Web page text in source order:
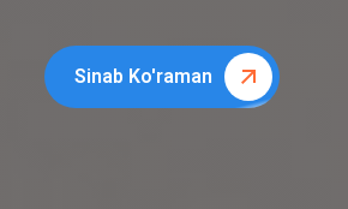
Sinab Ko'raman